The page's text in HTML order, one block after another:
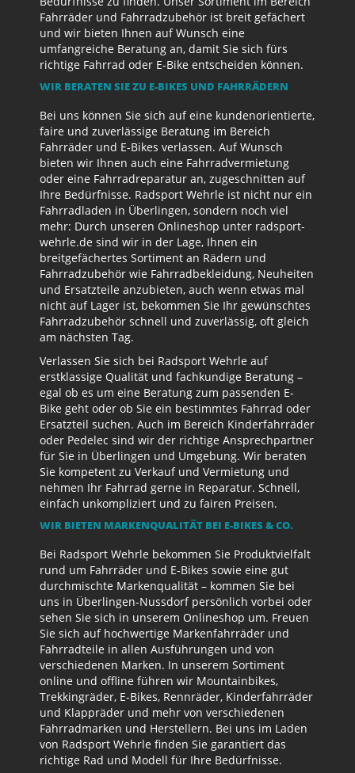
Fahrräder und Fahrradzubehör ist breit gefächert
und wir bieten Ihnen auf Wunsch eine
umfangreiche Beratung an, damit Sie sich fürs
richtige Fahrrad oder E-Bike entscheiden können.
WIR BERATEN SIE ZU E-BIKES UND FAHRRÄDERN
Bei uns können Sie sich auf eine kundenorientierte,
faire und zuverlässige Beratung im Bereich
Fahrräder und E-Bikes verlassen. Auf Wunsch
bieten wir Ihnen auch eine Fahrradvermietung
oder eine Fahrradreparatur an, zugeschnitten auf
Ihre Bedürfnisse. Radsport Wehrle ist nicht nur ein
Fahrradladen in Überlingen, sondern noch viel
mehr: Durch unseren Onlineshop unter radsport-
wehrle.de sind wir in der Lage, Ihnen ein
breitgefächertes Sortiment an Rädern und
Fahrradzubehör wie Fahrradbekleidung, Neuheiten
und Ersatzteile anzubieten, auch wenn etwas mal
nicht auf Lager ist, bekommen Sie Ihr gewünschtes
Fahrradzubehör schnell und zuverlässig, oft gleich
am nächsten Tag.
Verlassen Sie sich bei Radsport Wehrle auf
erstklassige Qualität und fachkundige Beratung –
egal ob es um eine Beratung zum passenden E-
Bike geht oder ob Sie ein bestimmtes Fahrrad oder
Ersatzteil suchen. Auch im Bereich Kinderfahrräder
oder Pedelec sind wir der richtige Ansprechpartner
für Sie in Überlingen und Umgebung. Wir beraten
Sie kompetent zu Verkauf und Vermietung und
nehmen Ihr Fahrrad gerne in Reparatur. Schnell,
einfach unkompliziert und zu fairen Preisen.
WIR BIETEN MARKENQUALITÄT BEI E-BIKES & CO.
Bei Radsport Wehrle bekommen Sie Produktvielfalt
rund um Fahrräder und E-Bikes sowie eine gut
durchmischte Markenqualität – kommen Sie bei
uns in Überlingen-Nussdorf persönlich vorbei oder
sehen Sie sich in unserem Onlineshop um. Freuen
Sie sich auf hochwertige Markenfahrräder und
Fahrradteile in allen Ausführungen und von
verschiedenen Marken. In unserem Sortiment
online und offline führen wir Mountainbikes,
Trekkingräder, E-Bikes, Rennräder, Kinderfahrräder
und Klappräder und mehr von verschiedenen
Fahrradmarken und Herstellern. Bei uns im Laden
von Radsport Wehrle finden Sie garantiert das
richtige Rad und Modell für Ihre Bedürfnisse.